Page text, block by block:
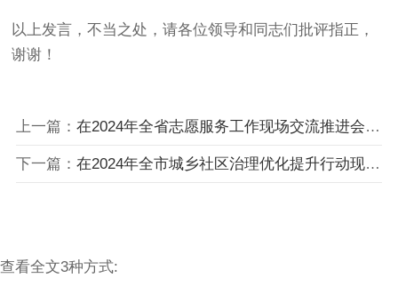
以上发言，不当之处，请各位领导和同志们批评指正，
谢谢！
上一篇： 在2024年全省志愿服务工作现场交流推进会上的汇报发言
下一篇： 在2024年全市城乡社区治理优化提升行动现场推进会上的汇报发言
查看全文3种方式: